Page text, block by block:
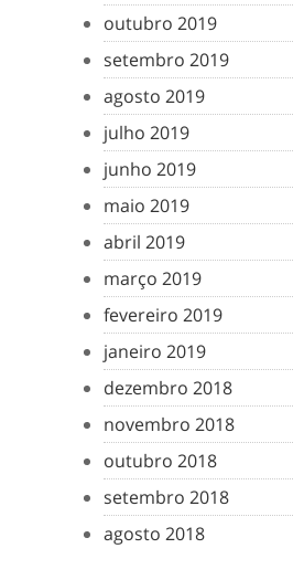
outubro 2019
setembro 2019
agosto 2019
julho 2019
junho 2019
maio 2019
abril 2019
março 2019
fevereiro 2019
janeiro 2019
dezembro 2018
novembro 2018
outubro 2018
setembro 2018
agosto 2018